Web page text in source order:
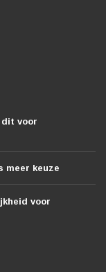
dit voor
meer keuze
voor